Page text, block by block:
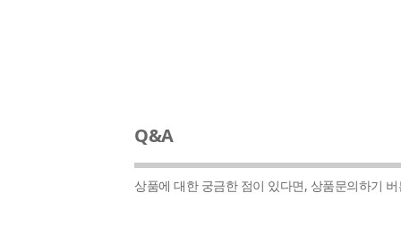
Q&A
상품에 대한 궁금한 점이 있다면, 상품문의하기